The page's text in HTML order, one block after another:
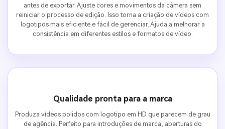
antes de exportar. Ajuste cores e movimentos da câmera sem
reiniciar o processo de edição. Isso torna a criação de vídeos com
logotipos mais eficiente e fácil de gerenciar. Ajuda a melhorar a
consistência em diferentes estilos e formatos de vídeo.
Qualidade pronta para a marca
Produza vídeos polidos com logotipo em HD que parecem de grau
de agência. Perfeito para introduções de marca, aberturas do